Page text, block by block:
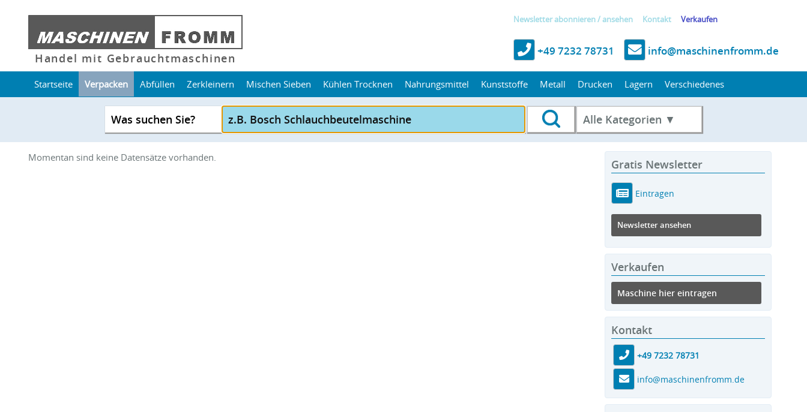
Handel mit Gebrauchtmaschinen
Newsletterabonnieren/ansehen Kontakt Verkaufen
+49 7232 78731 info@maschinenfromm.de
Startseite Verpacken Abfüllen Zerkleinern Mischen Sieben Kühlen Trocknen Nahrungsmittel Kunststoffe Metall Drucken Lagern Verschiedenes
Was suchen Sie? Alle Kategorien ▼
Momentan sind keine Datensätze vorhanden. Gratis Newsletter
Eintragen
Newsletter ansehen
Verkaufen
Maschine hier eintragen
Kontakt
+49 7232 78731
info@maschinenfromm.de